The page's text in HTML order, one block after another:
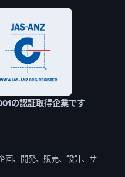
の認証取得企業です
画、開発、販売、設計、サ